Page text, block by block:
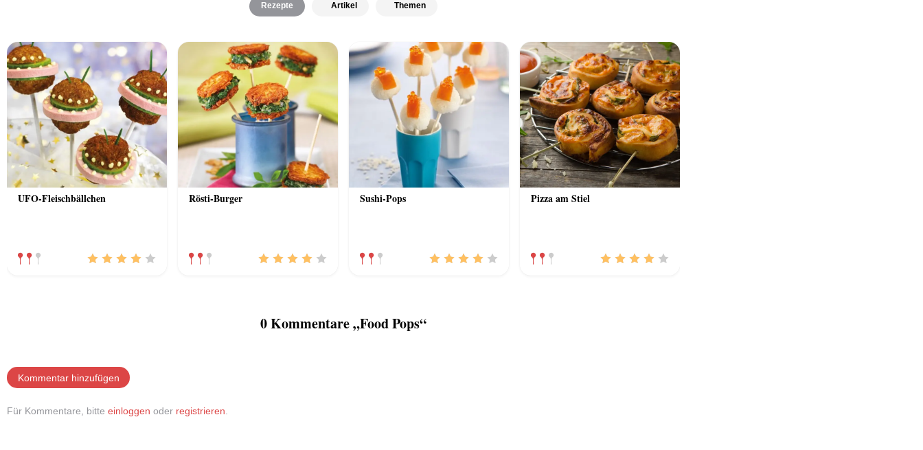
Rezepte Artikel Themen
UFO-Fleischbällchen Rösti-Burger Sushi-Pops Pizza am Stiel
0 Kommentare „Food Pops“
Kommentar hinzufügen
Für Kommentare, bitte einloggen oder registrieren.